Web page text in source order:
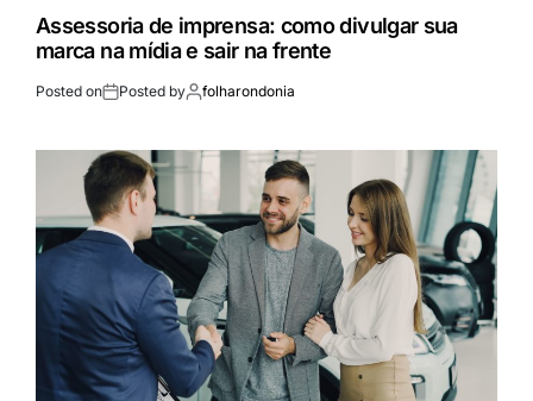
Assessoria de imprensa: como divulgar sua
marca na mídia e sair na frente
Posted on Posted by folharondonia